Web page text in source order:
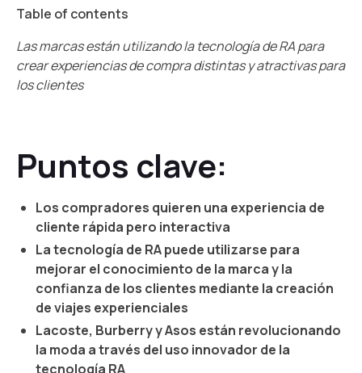
Table of contents
Las marcas están utilizando la tecnología de RA para
crear experiencias de compra distintas y atractivas para
los clientes
Puntos clave:
Los compradores quieren una experiencia de
cliente rápida pero interactiva
La tecnología de RA puede utilizarse para
mejorar el conocimiento de la marca y la
confianza de los clientes mediante la creación
de viajes experienciales
Lacoste, Burberry y Asos están revolucionando
la moda a través del uso innovador de la
tecnología RA